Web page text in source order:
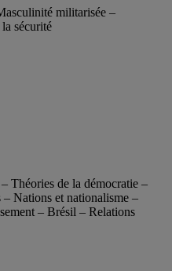
militarisée –
sécurité
Théories de la démocratie –
– Nations et nationalisme –
– Brésil – Relations